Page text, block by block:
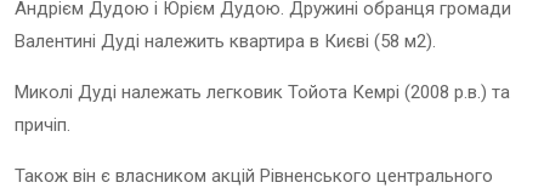
Андрієм Дудою і Юрієм Дудою. Дружині обранця громади
Валентині Дуді належить квартира в Києві (58 м2).
Миколі Дуді належать легковик Тойота Кемрі (2008 р.в.) та
причіп.
Також він є власником акцій Рівненського центрального